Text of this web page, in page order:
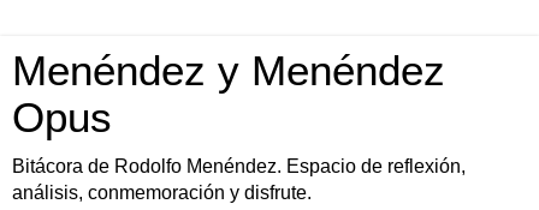
Menéndez y Menéndez
Opus
Bitácora de Rodolfo Menéndez. Espacio de reflexión,
análisis, conmemoración y disfrute.